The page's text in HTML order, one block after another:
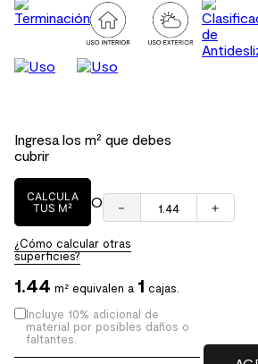
Ingresa los m² que debes
cubrir
CALCULA
TUS M²
O ＋
－
¿Cómo calcular otras
superficies?
1.44 m² equivalen a 1 cajas.
Incluye 10% adicional de
material por posibles daños o
faltantes.